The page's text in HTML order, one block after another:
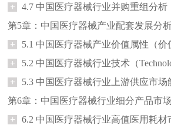
+
4.7 中国医疗器械行业并购重组分析
第5章：中国医疗器械产业配套发展分
+
5.1 中国医疗器械产业价值属性（价
+
5.2 中国医疗器械行业技术（
+
5.3 中国医疗器械行业上游供应市场
第6章：中国医疗器械行业细分产品市
+
6.2 中国医疗器械行业高值医用耗材